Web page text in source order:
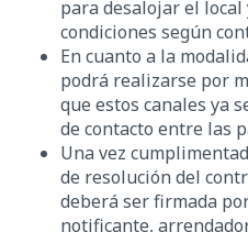
para desalojar el
condiciones según
En cuanto a la
podrá realizarse por
que estos canales ya
de contacto entre las
Una vez
de resolución del
deberá ser firmada
notificante,